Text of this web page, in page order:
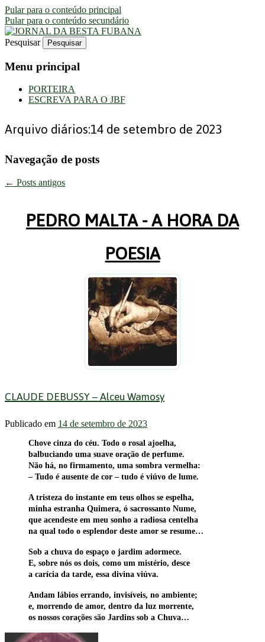
Pular para o conteúdo principal
Pular para o conteúdo secundário
JORNAL DA BESTA FUBANA
Uma Gazeta Escrota
Pesquisar
Menu principal
PORTEIRA
ESCREVA PARA O JBF
Arquivo diários:14 de setembro de 2023
Navegação de posts
← Posts antigos
PEDRO MALTA - A HORA DA
POESIA
CLAUDE DEBUSSY – Alceu Wamosy
Publicado em 14 de setembro de 2023
Chove cinza do céu. Todo o rosal ajoelha,
balbuciando uma suave oração de perfume.
Não há, no firmamento, uma sombra vermelha:
– Tudo é ausente de cor – tudo é viúvo de lume.
A tristeza do instante em teus olhos se espelha,
minha estranha Quimera, ó sacrossanto Nume,
que acendeste em meu sonho a radiosa centelha
na qual todo o esplendor deste amor se resume…
Sob a chuva do espaço o jardim adormece.
E, sobre nós os dois, como um mistério, desce
a carícia da tarde, essa divina viúva.
Andam lábios errando, invisíveis, no ambiente;
e, morrendo de amor, dentro da luz morrente,
os nossos corações são Jardins sob a Chuva…